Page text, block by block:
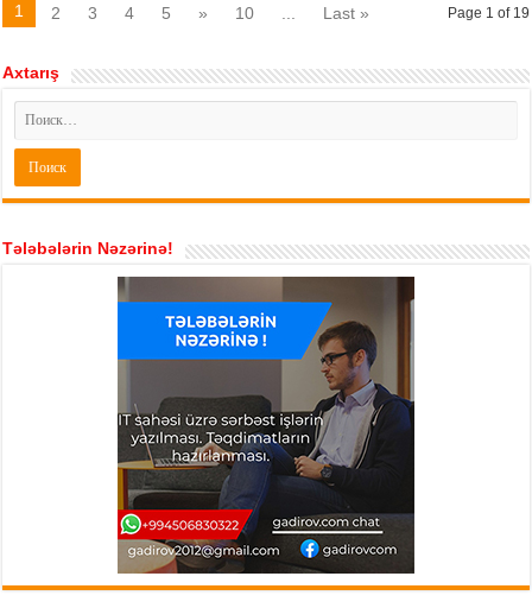
Page 1 of 19
1 2 3 4 5 » 10 ... Last »
Axtarış
Tələbələrin Nəzərinə!